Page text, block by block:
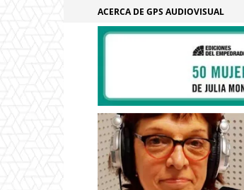
ACERCA DE GPS AUDIOVISUAL